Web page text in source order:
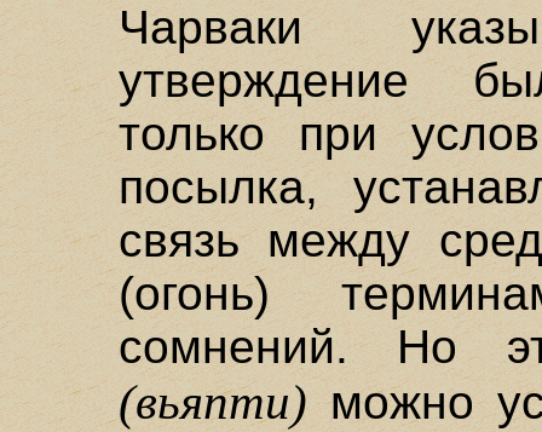
Чарваки
утверждение
только при
посылка,
связь между
(огонь)
сомнений. Но
(вьяпти)можно